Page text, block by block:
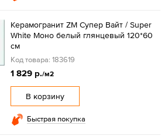
Керамогранит ZM Супер Вайт / Super
White Моно белый глянцевый 120*60
см
Код товара: 183619
1 829 р./м2
В корзину
Быстрая покупка